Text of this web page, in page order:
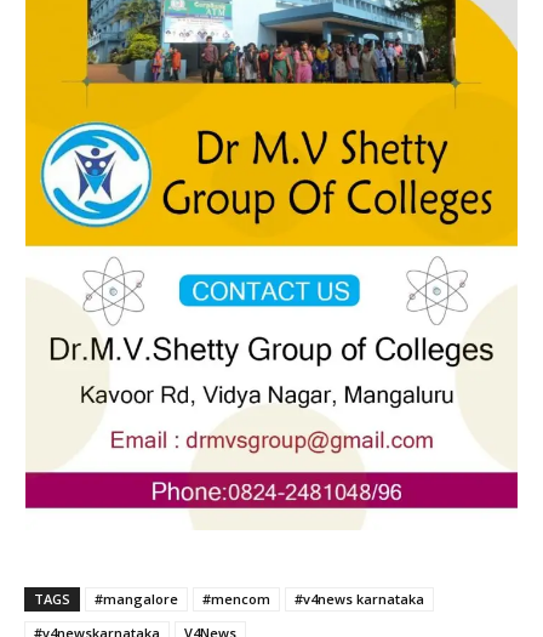
TAGS #mangalore #mencom
#v4news karnataka
#v4newskarnataka
V4News